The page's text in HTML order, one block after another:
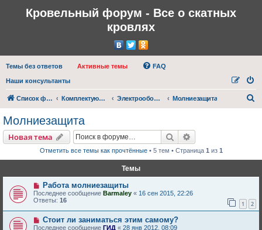
Кровельный форум - Все о скатных
кровлях
Темы без ответов Активные темы FAQ
Наши консультанты
Список форумов Комплектующие для кровли Электрооборудование кровли Молниезащита
Молниезащита
Новая тема Поиск
Отметить все темы как прочтённые• 5 тем • Страница 1 из 1
Темы
Работа молниезащиты
Последнее сообщение Barmaley « 16 сен 2015, 22:26
Ответы: 16 1 2
Стоит ли заниматься этим самому?
Последнее сообщение ГИД « 28 янв 2012, 08:09